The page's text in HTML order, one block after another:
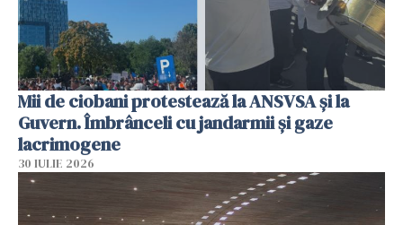
Mii de ciobani protestează la ANSVSA și la
Guvern. Îmbrânceli cu jandarmii și gaze
lacrimogene
30 IULIE 2026